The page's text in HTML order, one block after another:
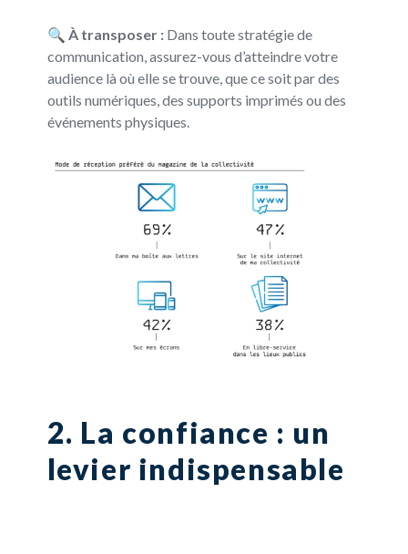
🔍 À transposer :Dans toute stratégie de
communication, assurez-vous d’atteindre votre
audience là où elle se trouve, que ce soit par des
outils numériques, des supports imprimés ou des
événements physiques.
2. La confiance : un
levier indispensable